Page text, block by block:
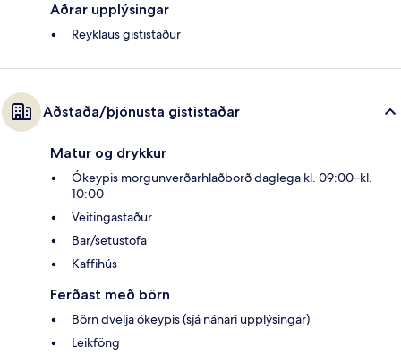
Aðrar upplýsingar
Reyklaus gististaður
Aðstaða/þjónusta gististaðar
Matur og drykkur
Ókeypis morgunverðarhlaðborð daglega kl. 09:00–kl.
10:00
Veitingastaður
Bar/setustofa
Kaffihús
Ferðast með börn
Börn dvelja ókeypis (sjá nánari upplýsingar)
Leikföng